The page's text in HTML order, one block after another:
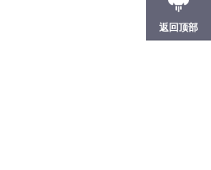
返回顶部